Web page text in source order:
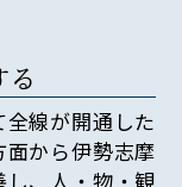
る
線が開通した
から伊勢志摩
、人・物・観